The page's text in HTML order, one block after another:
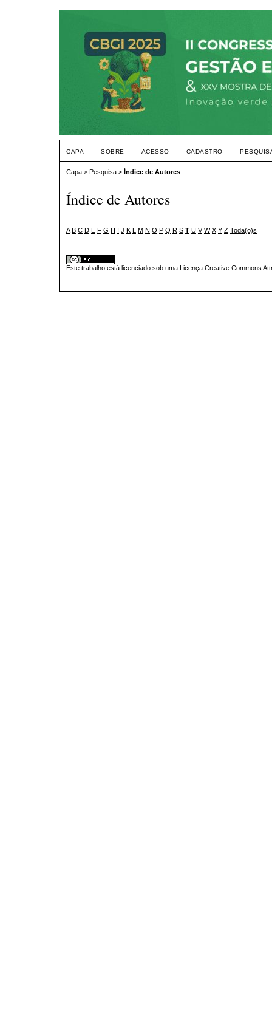
CAPA SOBRE ACESSO CADASTRO
Capa > Pesquisa > Índice de Autores
Índice de Autores
A B C D E F G H I J K L M N O P Q R S T U V W X Y Z Toda(o)s
Este trabalho está licenciado sob uma Licença Creative Commons